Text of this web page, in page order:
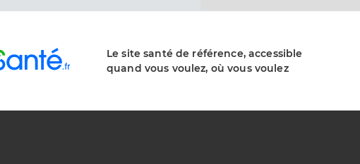
Le site santé de référence, accessible
quand vous voulez, où vous voulez